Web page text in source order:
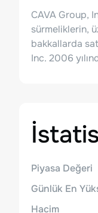
CAVA Group,
sürmeliklerin,
bakkallarda
Inc. 2006
Piyasa Değeri
Günlük En
Hacim